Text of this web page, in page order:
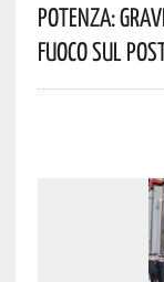
Potenza:
Fuoco Sul